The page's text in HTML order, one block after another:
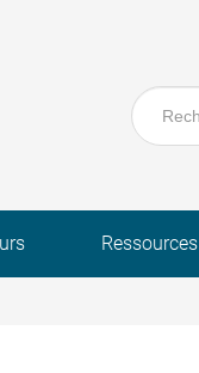
Ressources